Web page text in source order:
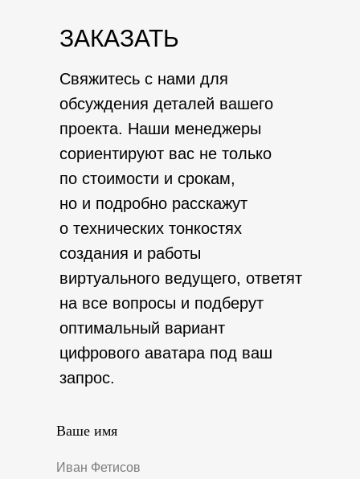
Ваше имя
Иван Фетисов
Свяжитесь с нами для
обсуждения деталей вашего
проекта. Наши менеджеры
сориентируют вас не только
по стоимости и срокам,
но и подробно расскажут
о технических тонкостях
создания и работы
виртуального ведущего, ответят
на все вопросы и подберут
оптимальный вариант
цифрового аватара под ваш
запрос.
ЗАКАЗАТЬ